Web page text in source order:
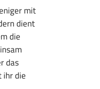
mit
dient
die
das
ihr die